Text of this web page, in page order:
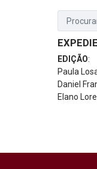
EDIÇÃO:
Paula
Daniel
Elano